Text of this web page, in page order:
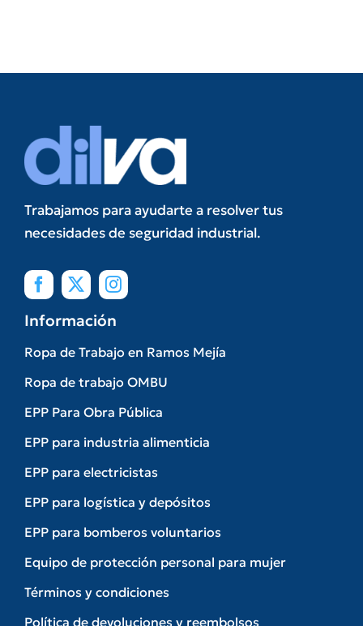
Trabajamos para ayudarte a resolver tus
necesidades de seguridad industrial.
Información
Ropa de Trabajo en Ramos Mejía
Ropa de trabajo OMBU
EPP Para Obra Pública
EPP para industria alimenticia
EPP para electricistas
EPP para logística y depósitos
EPP para bomberos voluntarios
Equipo de protección personal para mujer
Términos y condiciones
Política de devoluciones y reembolsos